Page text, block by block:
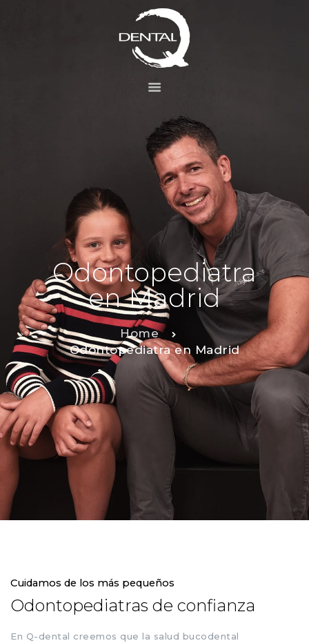
TRATAMIENTOS
ESTÉTICA DENTAL
BLOG
Odontopediatra
en Madrid
Home
Odontopediatra en Madrid
Cuidamos de los más pequeños
Odontopediatras de confianza
En Q-dental creemos que la salud bucodental